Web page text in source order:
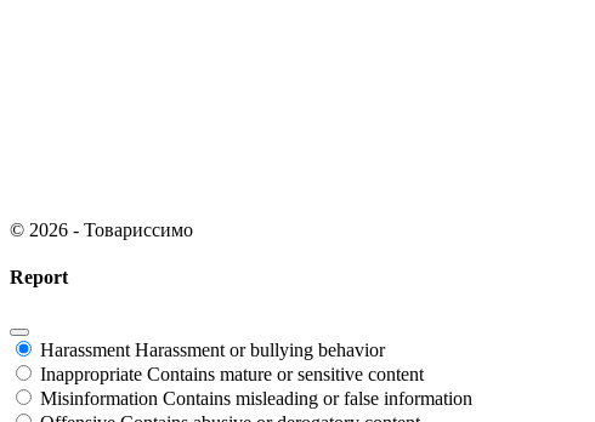
© 2026 - Товариссимо
Report
Harassment Harassment or bullying behavior
Inappropriate Contains mature or sensitive content
Misinformation Contains misleading or false information